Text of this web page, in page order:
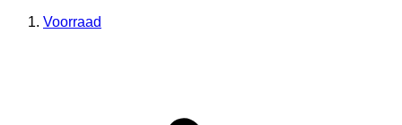
Voorraad